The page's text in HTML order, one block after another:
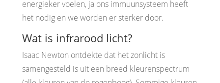
energieker voelen, ja ons immuunsysteem heeft
het nodig en we worden er sterker door.
Wat is infrarood licht?
Isaac Newton ontdekte dat het zonlicht is
samengesteld is uit een breed kleurenspectrum